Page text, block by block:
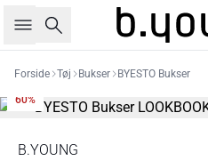
Søg
Forside Tøj Bukser BYESTO Bukser
60%
B.YOUNG